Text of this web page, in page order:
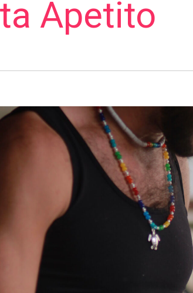
Apetito